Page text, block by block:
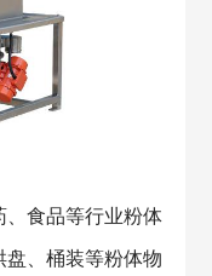
食品等行业粉体
盘、桶装等粉体物